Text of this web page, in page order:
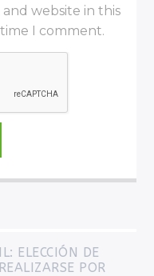
and website in this
I comment.
ELECCIÓN DE
POR